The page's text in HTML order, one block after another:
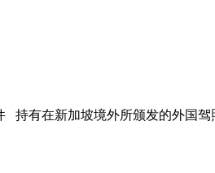
持有在新加坡境外所颁发的外国